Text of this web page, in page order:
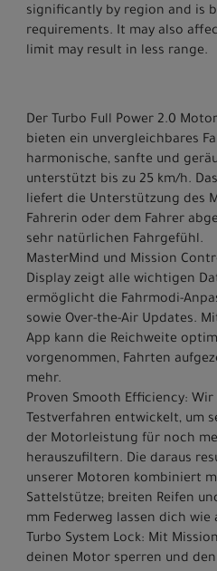
significantly by region and is
requirements. It may also
limit may result in less range.
Der Turbo Full Power 2.0
bieten ein unvergleichbares
harmonische, sanfte und
unterstützt bis zu 25 km/h.
liefert die Unterstützung des
Fahrerin oder dem Fahrer
sehr natürlichen Fahrgefühl.
MasterMind und Mission
Display zeigt alle wichtigen
ermöglicht die Fahrmodi-
sowie Over-the-Air Updates.
App kann die Reichweite
vorgenommen, Fahrten
mehr.
Proven Smooth Efficiency:
Testverfahren entwickelt, um
der Motorleistung für noch
herauszufiltern. Die daraus
unserer Motoren kombiniert
Sattelstütze; breiten Reifen
mm Federweg lassen dich wie
Turbo System Lock: Mit
deinen Motor sperren und